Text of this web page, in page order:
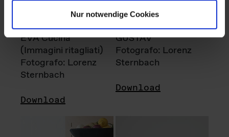
Nur notwendige Cookies
EVA Cucina
(Immagini ritagliati)
Fotografo: Lorenz
Sternbach
Download
GUSTAV
Fotografo: Lorenz
Sternbach
Download